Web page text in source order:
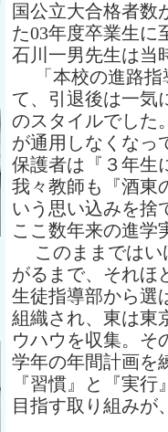
国公立大合格者数
た03年度卒業生に
石川一男先生は当
「本校の進路指
て、引退後は一気
のスタイルでした
が通用しなくなっ
保護者は『３年生
我々教師も『酒東
いう思い込みを捨
ここ数年来の進学
このままではい
がるまで、それほ
生徒指導部から選
組織され、東は東
ウハウを収集。そ
学年の年間計画
『習慣』と『実
目指す取り組みが